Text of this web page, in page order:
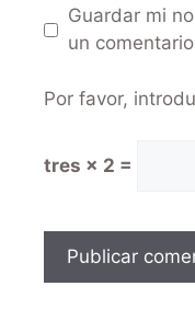
Guardar mi
un
Por favor,
tres × 2 =